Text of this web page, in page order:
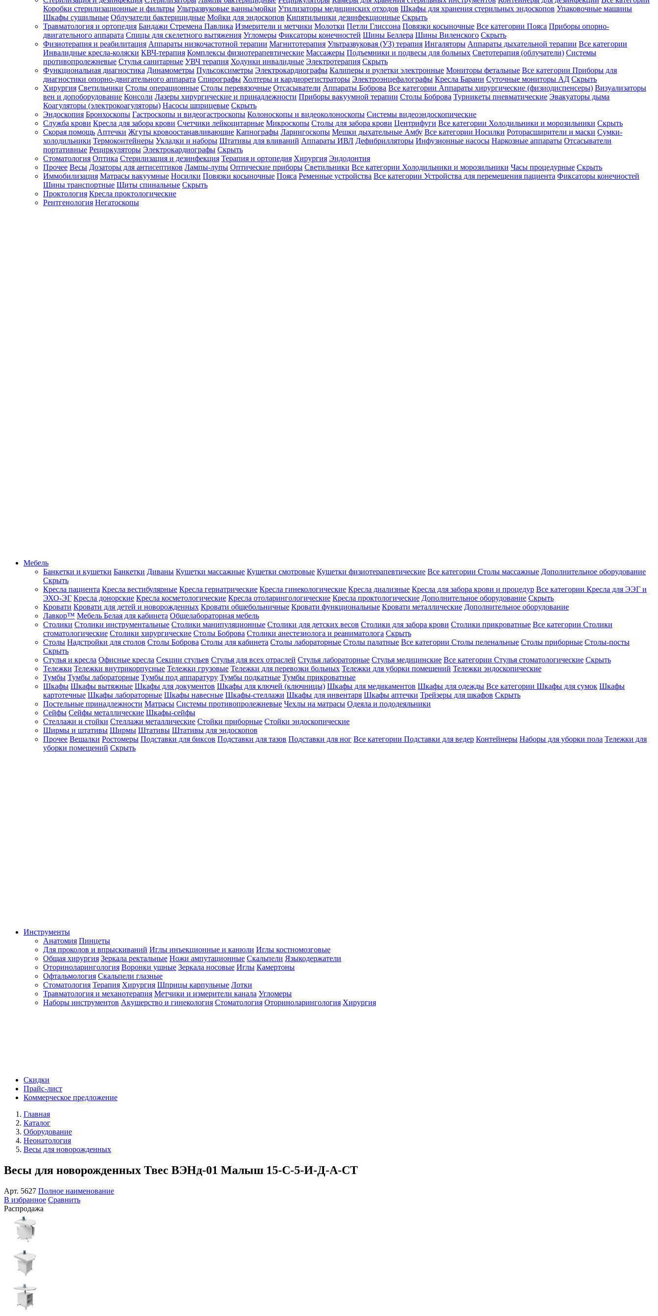
Зарегистрироваться
Зачем
регистрироваться?
Все
покупки
в
одном
месте
Личный
менеджер
Отслеживание
статуса
заказа
Коробки стерилизационные и фильтры Ультразвуковые ванны/мойки Утилизаторы медицинских отходов Шкафы для хранения стерильных эндоскопов Упаковочные машины
Шкафы сушильные Облучатели бактерицидные Мойки для эндоскопов Кипятильники дезинфекционные Скрыть
Травматология и ортопедия Бандажи Стремена Павлика Измерители и метчики Молотки Петли Глиссона Повязки косыночные Все категории Пояса Приборы опорно-
двигательного аппарата Спицы для скелетного вытяжения Угломеры Фиксаторы конечностей Шины Беллера Шины Виленского Скрыть
Физиотерапия и реабилитация Аппараты низкочастотной терапии Магнитотерапия Ультразвуковая (УЗ) терапия Ингаляторы Аппараты дыхательной терапии Все категории
Инвалидные кресла-коляски КВЧ-терапия Комплексы физиотерапевтические Массажеры Подъемники и подвесы для больных Светотерапия (облучатели) Системы
противопролежневые Стулья санитарные УВЧ терапия Ходунки инвалидные Электротерапия Скрыть
Функциональная диагностика Динамометры Пульсоксиметры Электрокардиографы Калиперы и рулетки электронные Мониторы фетальные Все категории Приборы для
диагностики опорно-двигательного аппарата Спирографы Холтеры и кардиорегистраторы Электроэнцефалографы Кресла Барани Суточные мониторы АД Скрыть
Хирургия Светильники Столы операционные Столы перевязочные Отсасыватели Аппараты Боброва Все категории Аппараты хирургические (физиодиспенсеры) Визуализаторы
вен и допоборудование Консоли Лазеры хирургические и принадлежности Приборы вакуумной терапии Столы Боброва Турникеты пневматические Эвакуаторы дыма
Коагуляторы (электрокоагуляторы) Насосы шприцевые Скрыть
Эндоскопия Бронхоскопы Гастроскопы и видеогастроскопы Колоноскопы и видеоколоноскопы Системы видеоэндоскопические
Служба крови Кресла для забора крови Счетчики лейкоцитарные Микроскопы Столы для забора крови Центрифуги Все категории Холодильники и морозильники Скрыть
Скорая помощь Аптечки Жгуты кровоостанавливающие Капнографы Ларингоскопы Мешки дыхательные Амбу Все категории Носилки Роторасширители и маски Сумки-
холодильники Термоконтейнеры Укладки и наборы Штативы для вливаний Аппараты ИВЛ Дефибрилляторы Инфузионные насосы Наркозные аппараты Отсасыватели
портативные Рециркуляторы Электрокардиографы Скрыть
Стоматология Оптика Стерилизация и дезинфекция Терапия и ортопедия Хирургия Эндодонтия
Прочее Весы Дозаторы для антисептиков Лампы-лупы Оптические приборы Светильники Все категории Холодильники и морозильники Часы процедурные Скрыть
Иммобилизация Матрасы вакуумные Носилки Повязки косыночные Пояса Ременные устройства Все категории Устройства для перемещения пациента Фиксаторы конечностей
Шины транспортные Щиты спинальные Скрыть
Проктология Кресла проктологические
Рентгенология Негатоскопы
Мебель
Банкетки и кушетки Банкетки Диваны Кушетки массажные Кушетки смотровые Кушетки физиотерапевтические Все категории Столы массажные Дополнительное оборудование
Скрыть
Кресла пациента Кресла вестибулярные Кресла гериатрические Кресла гинекологические Кресла диализные Кресла для забора крови и процедур Все категории Кресла для ЭЭГ и
ЭХО-ЭГ Кресла донорские Кресла косметологические Кресла отоларингологические Кресла проктологические Дополнительное оборудование Скрыть
Кровати Кровати для детей и новорожденных Кровати общебольничные Кровати функциональные Кровати металлические Дополнительное оборудование
Лавкор™ Мебель Белая для кабинета Общелабораторная мебель
Столики Столики инструментальные Столики манипуляционные Столики для детских весов Столики для забора крови Столики прикроватные Все категории Столики
стоматологические Столики хирургические Столы Боброва Столики анестезиолога и реаниматолога Скрыть
Столы Надстройки для столов Столы Боброва Столы для кабинета Столы лабораторные Столы палатные Все категории Столы пеленальные Столы приборные Столы-посты
Скрыть
Стулья и кресла Офисные кресла Секции стульев Стулья для всех отраслей Стулья лабораторные Стулья медицинские Все категории Стулья стоматологические Скрыть
Тележки Тележки внутрикорпусные Тележки грузовые Тележки для перевозки больных Тележки для уборки помещений Тележки эндоскопические
Тумбы Тумбы лабораторные Тумбы под аппаратуру Тумбы подкатные Тумбы прикроватные
Шкафы Шкафы вытяжные Шкафы для документов Шкафы для ключей (ключницы) Шкафы для медикаментов Шкафы для одежды Все категории Шкафы для сумок Шкафы
картотечные Шкафы лабораторные Шкафы навесные Шкафы-стеллажи Шкафы для инвентаря Шкафы аптечки Трейзеры для шкафов Скрыть
Постельные принадлежности Матрасы Системы противопролежневые Чехлы на матрасы Одеяла и пододеяльники
Сейфы Сейфы металлические Шкафы-сейфы
Стеллажи и стойки Стеллажи металлические Стойки приборные Стойки эндоскопические
Ширмы и штативы Ширмы Штативы Штативы для эндоскопов
Прочее Вешалки Ростомеры Подставки для биксов Подставки для тазов Подставки для ног Все категории Подставки для ведер Контейнеры Наборы для уборки пола Тележки для
уборки помещений Скрыть
Инструменты
Анатомия Пинцеты
Для проколов и впрыскиваний Иглы инъекционные и канюли Иглы костномозговые
Общая хирургия Зеркала ректальные Ножи ампутационные Скальпели Языкодержатели
Оториноларингология Воронки ушные Зеркала носовые Иглы Камертоны
Офтальмология Скальпели глазные
Стоматология Терапия Хирургия Шприцы карпульные Лотки
Травматология и механотерапия Метчики и измерители канала Угломеры
Наборы инструментов Акушерство и гинекология Стоматология Оториноларингология Хирургия
Скидки
Прайс-лист
Коммерческое предложение
Главная
Каталог
Оборудование
Неонатология
Весы для новорожденных
Весы для новорожденных Твес ВЭНд-01 Малыш 15-С-5-И-Д-А-СТ
Арт. 5627 Полное наименование
В избранное Сравнить
Распродажа